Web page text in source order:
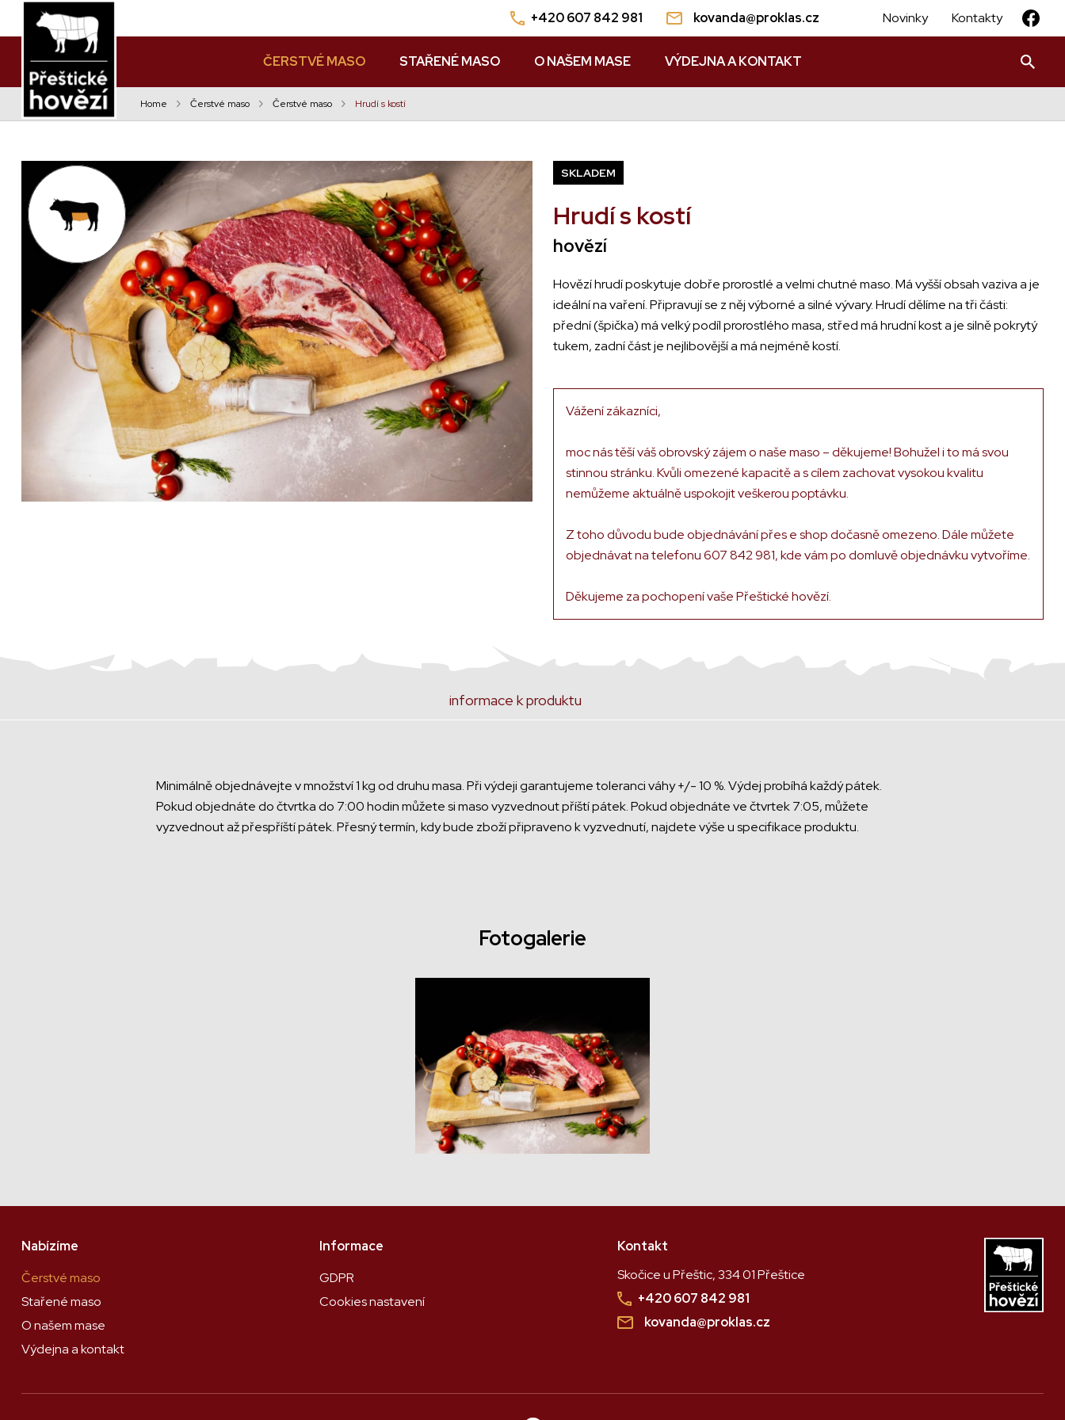
Novinky Kontakty
+420 607 842 981 kovanda@proklas.cz
ČERSTVÉ MASO STAŘENÉ MASO O NAŠEM MASE VÝDEJNA A KONTAKT
Home Čerstvé maso Čerstvé maso Hrudí s kostí
SKLADEM
Hrudí s kostí
hovězí
Hovězí hrudí poskytuje dobře prorostlé a velmi chutné maso. Má vyšší obsah vaziva a je
ideální na vaření. Připravují se z něj výborné a silné vývary. Hrudí dělíme na tři části:
přední (špička) má velký podíl prorostlého masa, střed má hrudní kost a je silně pokrytý
tukem, zadní část je nejlibovější a má nejméně kostí.
Vážení zákazníci,
moc nás těší váš obrovský zájem o naše maso – děkujeme! Bohužel i to má svou
stinnou stránku. Kvůli omezené kapacitě a s cílem zachovat vysokou kvalitu
nemůžeme aktuálně uspokojit veškerou poptávku.
Z toho důvodu bude objednávání přes e shop dočasně omezeno. Dále můžete
objednávat na telefonu 607 842 981, kde vám po domluvě objednávku vytvoříme.
Děkujeme za pochopení vaše Přeštické hovězí.
informace k produktu
Minimálně objednávejte v množství 1 kg od druhu masa. Při výdeji garantujeme toleranci váhy +/- 10 %. Výdej probíhá každý pátek.
Pokud objednáte do čtvrtka do 7:00 hodin můžete si maso vyzvednout příští pátek. Pokud objednáte ve čtvrtek 7:05, můžete
vyzvednout až přespříští pátek. Přesný termín, kdy bude zboží připraveno k vyzvednutí, najdete výše u specifikace produktu.
Fotogalerie
Nabízíme
Čerstvé maso
Stařené maso
O našem mase
Výdejna a kontakt
Informace
GDPR
Cookies nastavení
Kontakt
Skočice u Přeštic, 334 01 Přeštice
+420 607 842 981
kovanda@proklas.cz